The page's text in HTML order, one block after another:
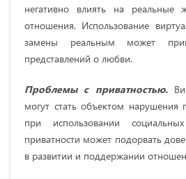
негативно влиять на реальные
отношения. Использование
замены реальным может
представлений о любви.
Проблемы с приватностью.
могут стать объектом нарушения
при использовании
приватности может подорвать
в развитии и поддержании